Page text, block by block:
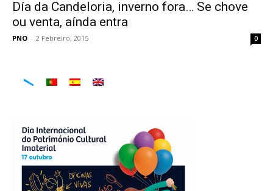
Día da Candeloria, inverno fora… Se chove
ou venta, aínda entra
PNO - 2 Febreiro, 2015 0